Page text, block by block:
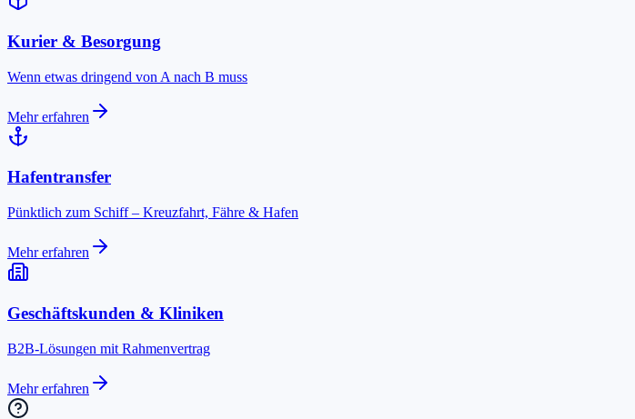
Kurier & Besorgung
Wenn etwas dringend von A nach B muss
Mehr erfahren
Hafentransfer
Pünktlich zum Schiff – Kreuzfahrt, Fähre & Hafen
Mehr erfahren
Geschäftskunden & Kliniken
B2B-Lösungen mit Rahmenvertrag
Mehr erfahren